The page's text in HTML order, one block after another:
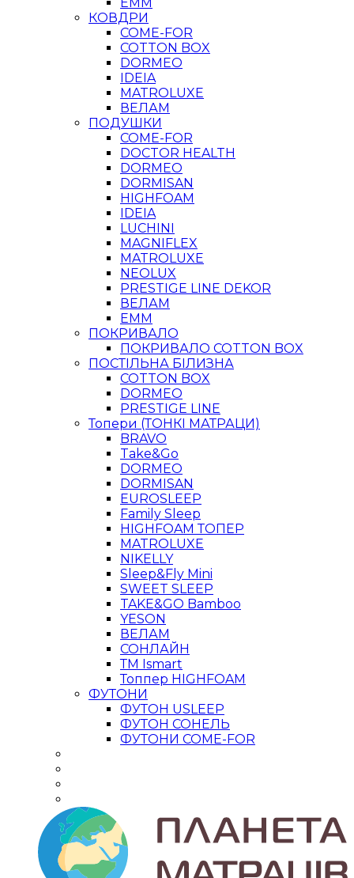
КОВДРИ
COME-FOR
COTTON BOX
DORMEO
IDEIA
MATROLUXE
ВЕЛАМ
ПОДУШКИ
COME-FOR
DOCTOR HEALTH
DORMEO
DORMISAN
HIGHFOAM
IDEIA
LUCHINI
MAGNIFLEX
MATROLUXE
NEOLUX
PRESTIGE LINE DEKOR
ВЕЛАМ
ЕММ
ПОКРИВАЛО
ПОКРИВАЛО COTTON BOX
ПОСТІЛЬНА БІЛИЗНА
COTTON BOX
DORMEO
PRESTIGE LINE
Топери (ТОНКІ МАТРАЦИ)
BRAVO
Take&Go
DORMEO
DORMISAN
EUROSLEEP
Family Sleep
HIGHFOAM ТОПЕР
MATROLUXE
NIKELLY
Sleep&Fly Mini
SWEET SLEEP
TAKE&GO Bamboo
YESON
ВЕЛАМ
СОНЛАЙН
ТМ Ismart
Топпер HIGHFOAM
ФУТОНИ
ФУТОН USLEEP
ФУТОН СОНЕЛЬ
ФУТОНИ COME-FOR